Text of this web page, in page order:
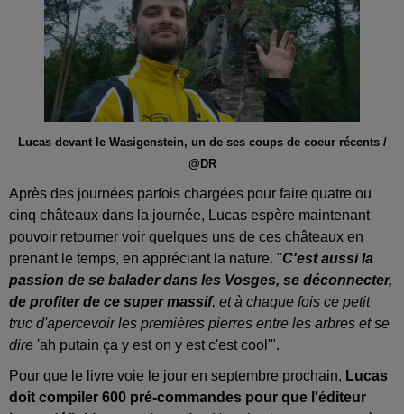
Lucas devant le Wasigenstein, un de ses coups de coeur récents /
@DR
Après des journées parfois chargées pour faire quatre ou
cinq châteaux dans la journée, Lucas espère maintenant
pouvoir retourner voir quelques uns de ces châteaux en
prenant le temps, en appréciant la nature. "C'est aussi la
passion de se balader dans les Vosges, se déconnecter,
de profiter de ce super massif, et à chaque fois ce petit
truc d'apercevoir les premières pierres entre les arbres et se
dire 'ah putain ça y est on y est c'est cool'".
Pour que le livre voie le jour en septembre prochain, Lucas
doit compiler 600 pré-commandes pour que l'éditeur